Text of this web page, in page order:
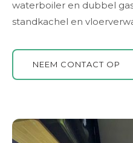
waterboiler en dubbel
standkachel en
NEEM CONTACT OP